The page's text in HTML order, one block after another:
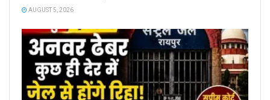
AUGUST 5, 2026